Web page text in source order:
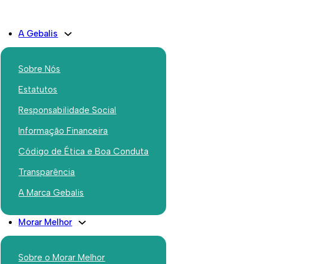
A Gebalis
Sobre Nós
Estatutos
Responsabilidade Social
Informação Financeira
Código de Ética e Boa Conduta
Transparência
A Marca Gebalis
Morar Melhor
Sobre o Morar Melhor
inicia
a